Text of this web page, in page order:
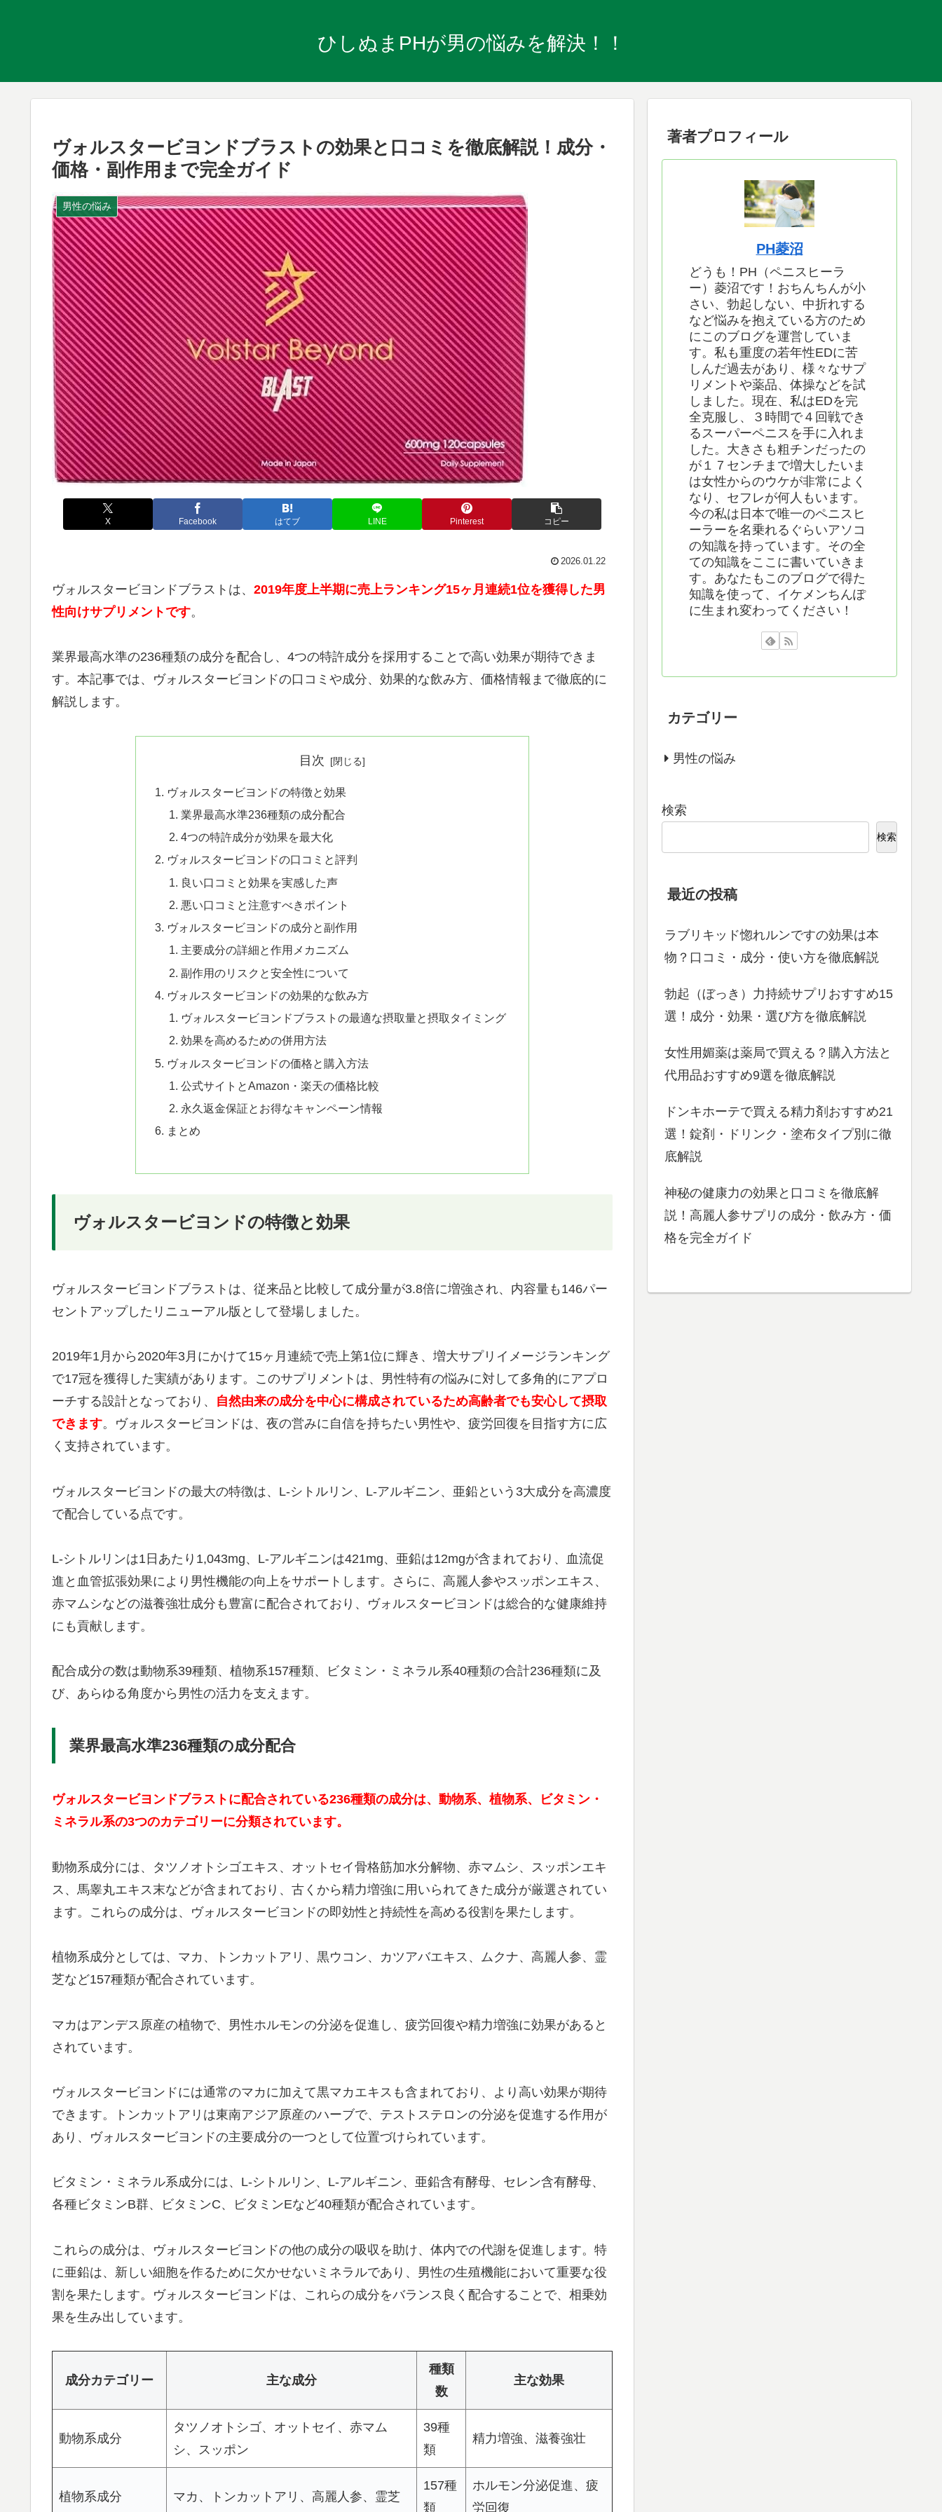
ひしぬまPHが男の悩みを解決！！
ヴォルスタービヨンドブラストの効果と口コミを徹底解説！成分・
価格・副作用まで完全ガイド
男性の悩み
X Facebook はてブ LINE Pinterest コピー
2026.01.22
ヴォルスタービヨンドブラストは、 2019年度上半期に売上ランキング15ヶ月連続1位を獲得した男
性向けサプリメントです。
業界最高水準の236種類の成分を配合し、4つの特許成分を採用することで高い効果が期待できま
す。本記事では、ヴォルスタービヨンドの口コミや成分、効果的な飲み方、価格情報まで徹底的に
解説します。
目次
ヴォルスタービヨンドの特徴と効果
業界最高水準236種類の成分配合
4つの特許成分が効果を最大化
ヴォルスタービヨンドの口コミと評判
良い口コミと効果を実感した声
悪い口コミと注意すべきポイント
ヴォルスタービヨンドの成分と副作用
主要成分の詳細と作用メカニズム
副作用のリスクと安全性について
ヴォルスタービヨンドの効果的な飲み方
ヴォルスタービヨンドブラストの最適な摂取量と摂取タイミング
効果を高めるための併用方法
ヴォルスタービヨンドの価格と購入方法
公式サイトとAmazon・楽天の価格比較
永久返金保証とお得なキャンペーン情報
まとめ
ヴォルスタービヨンドの特徴と効果
ヴォルスタービヨンドブラストは、従来品と比較して成分量が3.8倍に増強され、内容量も146パー
セントアップしたリニューアル版として登場しました。
2019年1月から2020年3月にかけて15ヶ月連続で売上第1位に輝き、増大サプリイメージランキング
で17冠を獲得した実績があります。このサプリメントは、男性特有の悩みに対して多角的にアプロ
ーチする設計となっており、 自然由来の成分を中心に構成されているため高齢者でも安心して摂取
できます。ヴォルスタービヨンドは、夜の営みに自信を持ちたい男性や、疲労回復を目指す方に広
く支持されています。
ヴォルスタービヨンドの最大の特徴は、L-シトルリン、L-アルギニン、亜鉛という3大成分を高濃度
で配合している点です。
L-シトルリンは1日あたり1,043mg、L-アルギニンは421mg、亜鉛は12mgが含まれており、血流促
進と血管拡張効果により男性機能の向上をサポートします。さらに、高麗人参やスッポンエキス、
赤マムシなどの滋養強壮成分も豊富に配合されており、ヴォルスタービヨンドは総合的な健康維持
にも貢献します。
配合成分の数は動物系39種類、植物系157種類、ビタミン・ミネラル系40種類の合計236種類に及
び、あらゆる角度から男性の活力を支えます。
業界最高水準236種類の成分配合
ヴォルスタービヨンドブラストに配合されている236種類の成分は、動物系、植物系、ビタミン・
ミネラル系の3つのカテゴリーに分類されています。
動物系成分には、タツノオトシゴエキス、オットセイ骨格筋加水分解物、赤マムシ、スッポンエキ
ス、馬睾丸エキス末などが含まれており、古くから精力増強に用いられてきた成分が厳選されてい
ます。これらの成分は、ヴォルスタービヨンドの即効性と持続性を高める役割を果たします。
植物系成分としては、マカ、トンカットアリ、黒ウコン、カツアバエキス、ムクナ、高麗人参、霊
芝など157種類が配合されています。
マカはアンデス原産の植物で、男性ホルモンの分泌を促進し、疲労回復や精力増強に効果があると
されています。
ヴォルスタービヨンドには通常のマカに加えて黒マカエキスも含まれており、より高い効果が期待
できます。トンカットアリは東南アジア原産のハーブで、テストステロンの分泌を促進する作用が
あり、ヴォルスタービヨンドの主要成分の一つとして位置づけられています。
ビタミン・ミネラル系成分には、L-シトルリン、L-アルギニン、亜鉛含有酵母、セレン含有酵母、
各種ビタミンB群、ビタミンC、ビタミンEなど40種類が配合されています。
これらの成分は、ヴォルスタービヨンドの他の成分の吸収を助け、体内での代謝を促進します。特
に亜鉛は、新しい細胞を作るために欠かせないミネラルであり、男性の生殖機能において重要な役
割を果たします。ヴォルスタービヨンドは、これらの成分をバランス良く配合することで、相乗効
果を生み出しています。
成分カテゴリー 主な成分
種類
数
主な効果
動物系成分
タツノオトシゴ、オットセイ、赤マム
シ、スッポン
39種
類
精力増強、滋養強壮
植物系成分 マカ、トンカットアリ、高麗人参、霊芝
157種
類
ホルモン分泌促進、疲
労回復
著者プロフィール
PH菱沼
どうも！PH（ペニスヒーラ
ー）菱沼です！おちんちんが小
さい、勃起しない、中折れする
など悩みを抱えている方のため
にこのブログを運営していま
す。私も重度の若年性EDに苦
しんだ過去があり、様々なサプ
リメントや薬品、体操などを試
しました。現在、私はEDを完
全克服し、３時間で４回戦でき
るスーパーペニスを手に入れま
した。大きさも粗チンだったの
が１７センチまで増大したいま
は女性からのウケが非常によく
なり、セフレが何人もいます。
今の私は日本で唯一のペニスヒ
ーラーを名乗れるぐらいアソコ
の知識を持っています。その全
ての知識をここに書いていきま
す。あなたもこのブログで得た
知識を使って、イケメンちんぽ
に生まれ変わってください！
カテゴリー
男性の悩み
検索
検索
最近の投稿
ラブリキッド惚れルンですの効果は本
物？口コミ・成分・使い方を徹底解説
勃起（ぼっき）力持続サプリおすすめ15
選！成分・効果・選び方を徹底解説
女性用媚薬は薬局で買える？購入方法と
代用品おすすめ9選を徹底解説
ドンキホーテで買える精力剤おすすめ21
選！錠剤・ドリンク・塗布タイプ別に徹
底解説
神秘の健康力の効果と口コミを徹底解
説！高麗人参サプリの成分・飲み方・価
格を完全ガイド